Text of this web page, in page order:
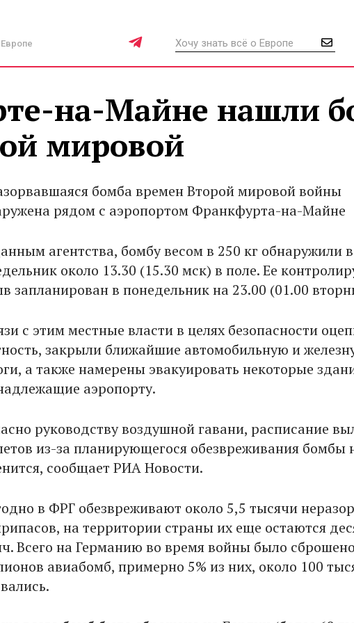
на-Майне нашли
мировой
бомба времен Второй мировой войны
рядом с аэропортом Франкфурта-на-Майне
агентства, бомбу весом в 250 кг обнаружили в
около 13.30 (15.30 мск) в поле. Ее
запланирован в понедельник на 23.00 (01.00
с этим местные власти в целях безопасности
закрыли ближайшие автомобильную и
а также намерены эвакуировать некоторые
аэропорту.
руководству воздушной гавани, расписание
из-за планирующегося обезвреживания бомбы
сообщает РИА Новости.
в ФРГ обезвреживают около 5,5 тысячи
на территории страны их еще остаются
Всего на Германию во время войны было
авиабомб, примерно 5% из них, около 100